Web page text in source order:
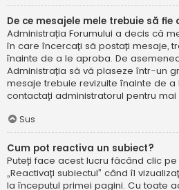
De ce mesajele mele trebuie să fie
Administrația Forumului a decis că
în care încercați să postați mesaje,
înainte de a le aproba. De
Administrația să vă plaseze într-un
mesaje trebuie revizuite înainte de
contactați administratorul pentru mai
Sus
Cum pot reactiva un subiect?
Puteți face acest lucru făcând clic
„Reactivați subiectul” când îl
la începutul primei pagini. Cu toate